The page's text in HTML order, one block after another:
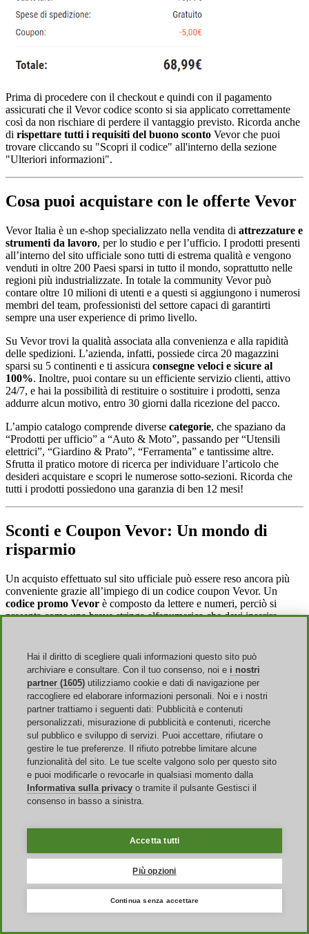
Prima di procedere con il checkout e quindi con il pagamento
assicurati che il Vevor codice sconto si sia applicato correttamente
così da non rischiare di perdere il vantaggio previsto. Ricorda anche
di rispettare tutti i requisiti del buono sconto Vevor che puoi
trovare cliccando su "Scopri il codice" all'interno della sezione
"Ulteriori informazioni".
Cosa puoi acquistare con le offerte Vevor
Vevor Italia è un e-shop specializzato nella vendita di attrezzature e
strumenti da lavoro, per lo studio e per l’ufficio. I prodotti presenti
all’interno del sito ufficiale sono tutti di estrema qualità e vengono
venduti in oltre 200 Paesi sparsi in tutto il mondo, soprattutto nelle
regioni più industrializzate. In totale la community Vevor può
contare oltre 10 milioni di utenti e a questi si aggiungono i numerosi
membri del team, professionisti del settore capaci di garantirti
sempre una user experience di primo livello.
Su Vevor trovi la qualità associata alla convenienza e alla rapidità
delle spedizioni. L’azienda, infatti, possiede circa 20 magazzini
sparsi su 5 continenti e ti assicura consegne veloci e sicure al
100%. Inoltre, puoi contare su un efficiente servizio clienti, attivo
24/7, e hai la possibilità di restituire o sostituire i prodotti, senza
addurre alcun motivo, entro 30 giorni dalla ricezione del pacco.
L’ampio catalogo comprende diverse categorie, che spaziano da
“Prodotti per ufficio” a “Auto & Moto”, passando per “Utensili
elettrici”, “Giardino & Prato”, “Ferramenta” e tantissime altre.
Sfrutta il pratico motore di ricerca per individuare l’articolo che
desideri acquistare e scopri le numerose sotto-sezioni. Ricorda che
tutti i prodotti possiedono una garanzia di ben 12 mesi!
Sconti e Coupon Vevor: Un mondo di
risparmio
Un acquisto effettuato sul sito ufficiale può essere reso ancora più
conveniente grazie all’impiego di un codice coupon Vevor. Un
codice promo Vevor è composto da lettere e numeri, perciò si
presenta come una breve stringa alfanumerica che devi inserire
gratuito dato dallanewsletterufficiale. Il consiglio è, infatti, quello
di registrarti al servizio, andando ad inserire il tuo indirizzo mail
all’interno dell’apposito riquadro.
Un Vevor codice promozionale può riservarti diversi vantaggi.
Alcuni, ad esempio, ti permettono di accedere a riduzioni di prezzo
che possono essere fisse o calcolate in percentuale sul totale, altri ti
consentono diazzerare totalmente le spese di consegna , mentre
altri ancora di ricevere degli omaggi assieme al tuo ordine. Le
tipologie di voucher Vevor sono tantissime e sta a te individuare
quello su misura per te. Un altro ottimo stratagemma per rimanere
sempre aggiornato sulle novità è quello di seguire il brand sui
in particolare su Twitter, Instagram, Pinterest e YouTube.
risparmiare grazie ai tantissimi sconti offerti direttamente dal sito
sezione "Offerte"dove sono contenuti migliaia di prodotti con
percentuali di sconto che possono arrivare anche al 50%. Scegli tra
le Offerte Imperdibili e i prodotti in Liquidazione e porta a casa tutti
i prodotti di cui hai bisogno approfittando delle migliori Vevor
promo del momento.
Hai il diritto di scegliere quali informazioni questo sito può
archiviare e consultare. Con il tuo consenso, noi e i nostri
partner (1605) utilizziamo cookie e dati di navigazione per
raccogliere ed elaborare informazioni personali. Noi e i nostri
partner trattiamo i seguenti dati: Pubblicità e contenuti
personalizzati, misurazione di pubblicità e contenuti, ricerche
sul pubblico e sviluppo di servizi. Puoi accettare, rifiutare o
gestire le tue preferenze. Il rifiuto potrebbe limitare alcune
funzionalità del sito. Le tue scelte valgono solo per questo sito
e puoi modificarle o revocarle in qualsiasi momento dalla
Informativa sulla privacy o tramite il pulsante Gestisci il
consenso in basso a sinistra.
Accetta tutti
Più opzioni
Continua senza accettare